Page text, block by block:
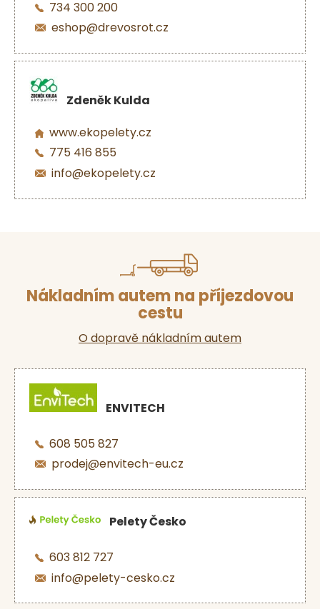
734 300 200
eshop@drevosrot.cz
Zdeněk Kulda
www.ekopelety.cz
775 416 855
info@ekopelety.cz
Nákladním autem na příjezdovou
cestu
O dopravě nákladním autem
ENVITECH
608 505 827
prodej@envitech-eu.cz
Pelety Česko
603 812 727
info@pelety-cesko.cz